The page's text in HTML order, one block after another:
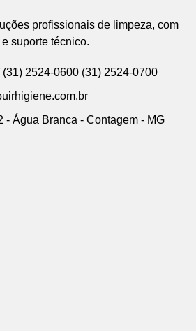
profissionais de limpeza, com
suporte técnico.
2524-0600 (31) 2524-0700
- Água Branca - Contagem - MG